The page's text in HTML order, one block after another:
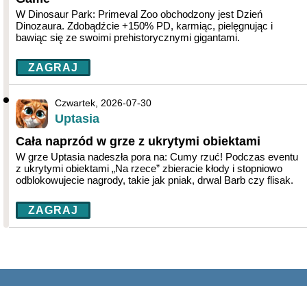
W Dinosaur Park: Primeval Zoo obchodzony jest Dzień
Dinozaura. Zdobądźcie +150% PD, karmiąc, pielęgnując i
bawiąc się ze swoimi prehistorycznymi gigantami.
ZAGRAJ
Czwartek, 2026-07-30
Uptasia
Cała naprzód w grze z ukrytymi obiektami
W grze Uptasia nadeszła pora na: Cumy rzuć! Podczas eventu
z ukrytymi obiektami „Na rzece” zbieracie kłody i stopniowo
odblokowujecie nagrody, takie jak pniak, drwal Barb czy flisak.
ZAGRAJ